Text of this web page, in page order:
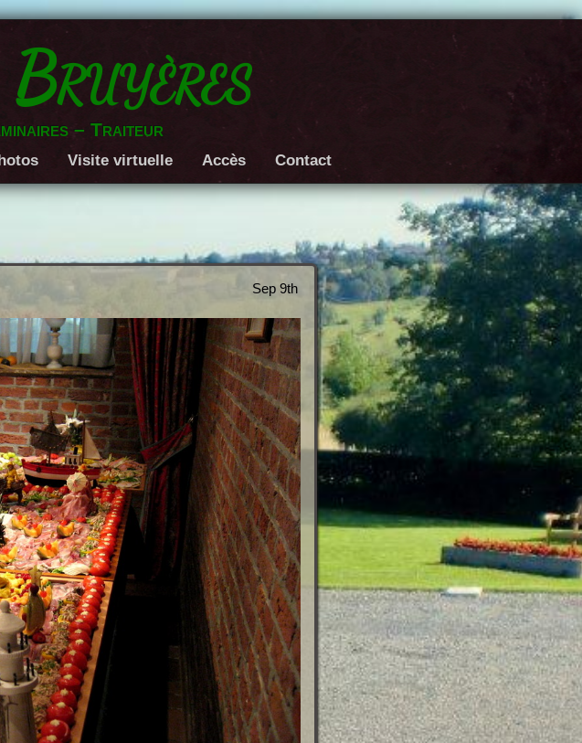
– Traiteur
Visite virtuelle Accès Contact
Sep 9th